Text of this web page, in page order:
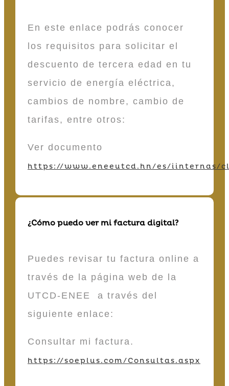
En este enlace podrás conocer
los requisitos para solicitar el
descuento de tercera edad en tu
servicio de energía eléctrica,
cambios de nombre, cambio de
tarifas, entre otros:
Ver documento
https://www.eneeutcd.hn/es/iinternas/
¿Cómo puedo ver mi factura digital?
Puedes revisar tu factura online a
través de la página web de la
UTCD-ENEE a través del
siguiente enlace:
Consultar mi factura.
https://soeplus.com/Consultas.aspx